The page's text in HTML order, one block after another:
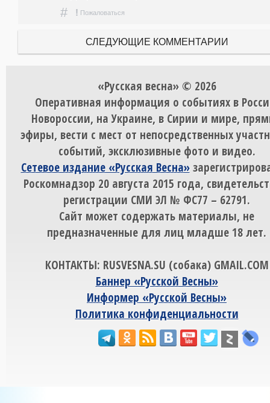
# ! Пожаловаться
СЛЕДУЮЩИЕ КОММЕНТАРИИ
«Русская весна» © 2026
Оперативная информация о событиях в
Новороссии, на Украине, в Сирии и мире,
эфиры, вести с мест от непосредственных
событий, эксклюзивные фото и видео.
Сетевое издание «Русская Весна»
Роскомнадзор 20 августа 2015 года,
регистрации СМИ ЭЛ № ФС77 – 62791.
Сайт может содержать материалы, не
предназначенные для лиц младше 18 лет.
КОНТАКТЫ: RUSVESNA.SU (собака) GMAIL.COM
Баннер «Русской Весны»
Информер «Русской Весны»
Политика конфиденциальности